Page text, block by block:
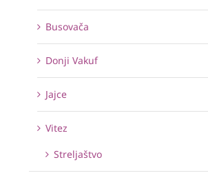
Busovača
Donji Vakuf
Jajce
Vitez
Streljaštvo